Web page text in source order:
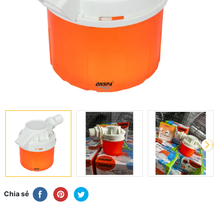
Chia sẻ